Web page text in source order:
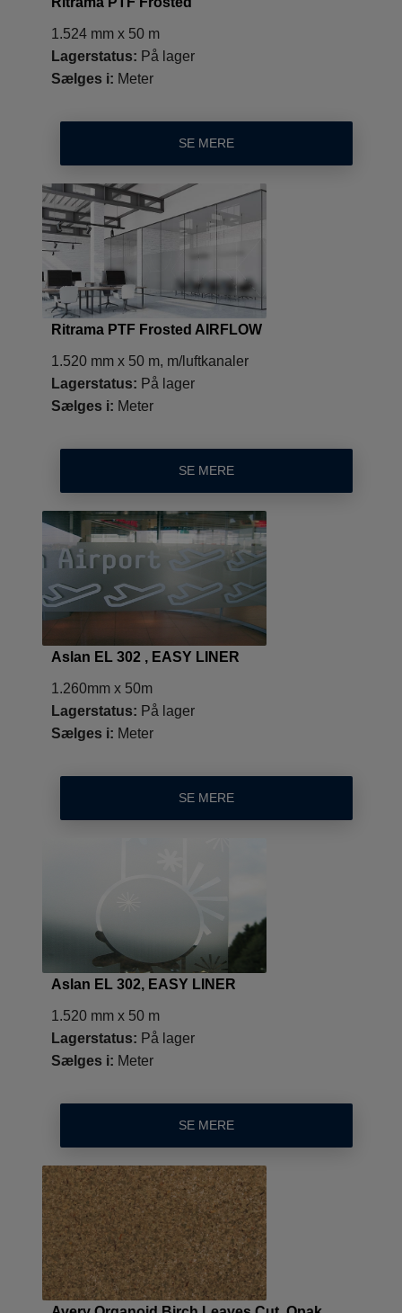
1.524 mm x 50 m
Lagerstatus: På lager
Sælges i: Meter
SE MERE
Ritrama PTF Frosted AIRFLOW
1.520 mm x 50 m, m/luftkanaler
Lagerstatus: På lager
Sælges i: Meter
SE MERE
Aslan EL 302 , EASY LINER
1.260mm x 50m
Lagerstatus: På lager
Sælges i: Meter
SE MERE
Aslan EL 302, EASY LINER
1.520 mm x 50 m
Lagerstatus: På lager
Sælges i: Meter
SE MERE